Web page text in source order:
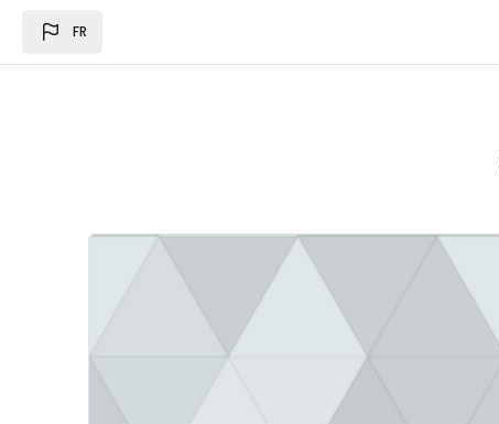
FR
Image du cours Loi des des finances 2024